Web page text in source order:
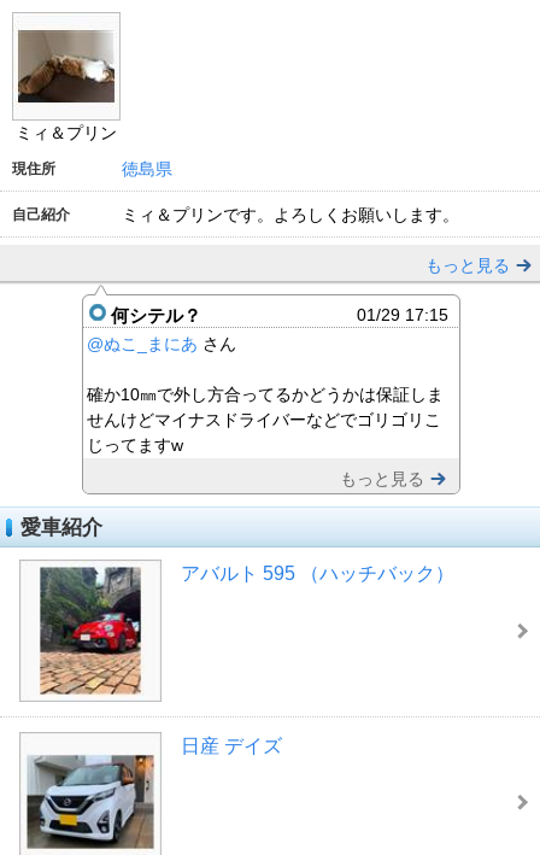
ミィ＆プリン
現住所 徳島県
自己紹介 ミィ＆プリンです。よろしくお願いします。
もっと見る
何シテル？
01/29 17:15
@ぬこ_まにあ さん
確か10㎜で外し方合ってるかどうかは保証しま
せんけどマイナスドライバーなどでゴリゴリこ
じってますw
もっと見る
愛車紹介
アバルト 595 （ハッチバック）
日産 デイズ